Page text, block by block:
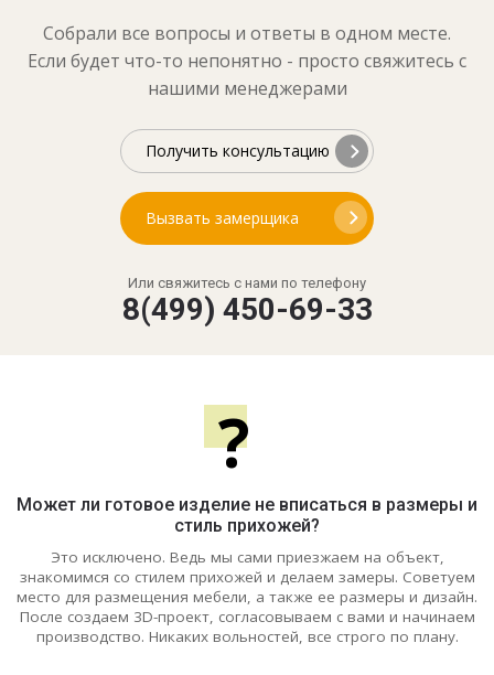
Собрали все вопросы и ответы в одном месте.
Если будет что-то непонятно - просто свяжитесь с
нашими менеджерами
Получить консультацию
Вызвать замерщика
Или свяжитесь с нами по телефону
8(499) 450-69-33
?
Может ли готовое изделие не вписаться в размеры и
стиль прихожей?
Это исключено. Ведь мы сами приезжаем на объект,
знакомимся со стилем прихожей и делаем замеры. Советуем
место для размещения мебели, а также ее размеры и дизайн.
После создаем 3D-проект, согласовываем с вами и начинаем
производство. Никаких вольностей, все строго по плану.